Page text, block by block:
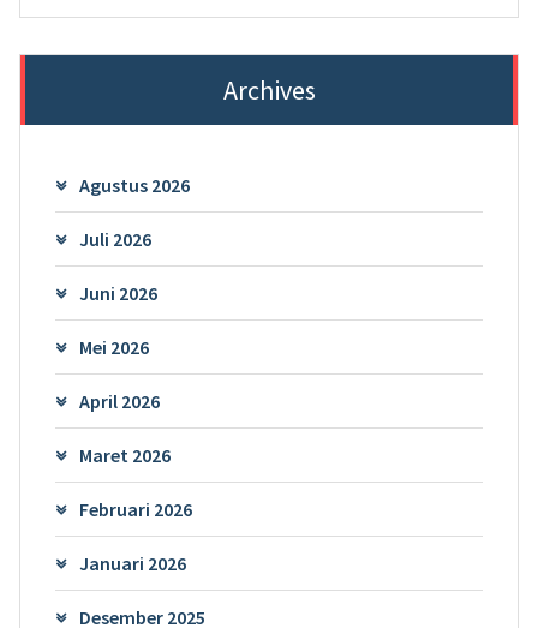
Archives
Agustus 2026
Juli 2026
Juni 2026
Mei 2026
April 2026
Maret 2026
Februari 2026
Januari 2026
Desember 2025